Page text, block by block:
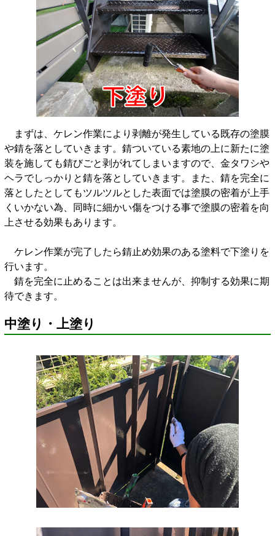
まずは、ケレン作業により剥離が発生している既存の塗膜
や錆を落としていきます。錆ついている素地の上に新たに塗
装を施しても錆びごと剥がれてしまいますので、金タワシや
ヘラでしっかりと錆を落としていきます。また、錆を完全に
落としたとしてもツルツルとした表面では塗膜の密着が上手
くいかない為、同時に細かい傷をつける事で塗膜の密着を向
上させる効果もあります。
ケレン作業が完了したら錆止め効果のある塗料で下塗りを
行います。
錆を完全に止めることは出来ませんが、抑制する効果に期
待できます。
中塗り・上塗り